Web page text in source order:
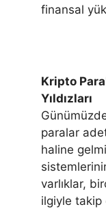
finansal
Kripto
Yıldızları
paralar
haline
varlıklar,
ilgiyle takip